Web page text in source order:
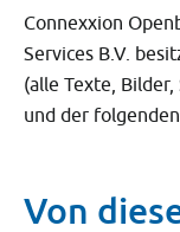
Connexxion
Services B.V.
(alle Texte,
und der
Von